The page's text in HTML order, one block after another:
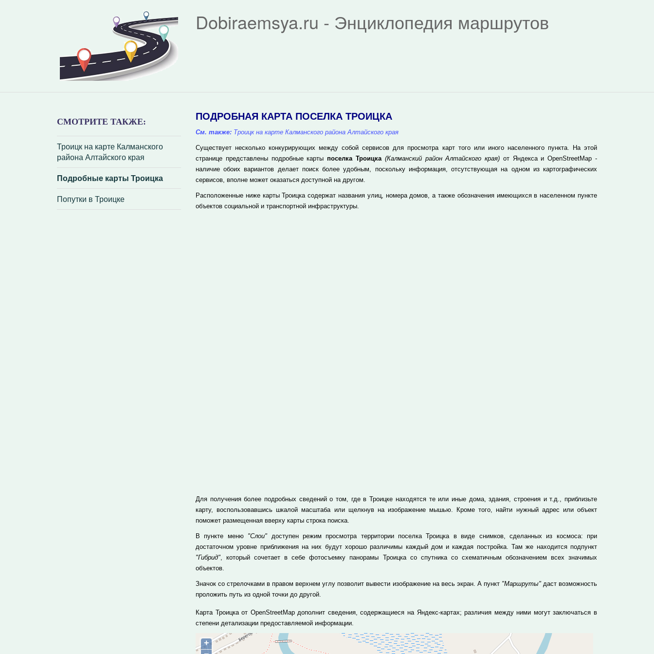
Dobiraemsya.ru - Энциклопедия маршрутов
СМОТРИТЕ ТАКЖЕ:
Троицк на карте Калманского
района Алтайского края
Подробные карты Троицка
Попутки в Троицке
ПОДРОБНАЯ КАРТА ПОСЕЛКА ТРОИЦКА
См. также: Троицк на карте Калманского района Алтайского края
Существует несколько конкурирующих между собой сервисов для просмотра карт того или иного населенного пункта. На этой
странице представлены подробные карты поселка Троицка(Калманский район Алтайского края) от Яндекса и OpenStreetMap -
наличие обоих вариантов делает поиск более удобным, поскольку информация, отсутствующая на одном из картографических
сервисов, вполне может оказаться доступной на другом.
Расположенные ниже карты Троицка содержат названия улиц, номера домов, а также обозначения имеющихся в населенном пункте
объектов социальной и транспортной инфраструктуры.
Для получения более подробных сведений о том, где в Троицке находятся те или иные дома, здания, строения и т.д., приблизьте
карту, воспользовавшись шкалой масштаба или щелкнув на изображение мышью. Кроме того, найти нужный адрес или объект
поможет размещенная вверху карты строка поиска.
В пункте меню "Слои" доступен режим просмотра территории поселка Троицка в виде снимков, сделанных из космоса: при
достаточном уровне приближения на них будут хорошо различимы каждый дом и каждая постройка. Там же находится подпункт
"Гибрид", который сочетает в себе фотосъемку панорамы Троицка со спутника со схематичным обозначением всех значимых
объектов.
Значок со стрелочками в правом верхнем углу позволит вывести изображение на весь экран. А пункт "Маршруты"даст возможность
проложить путь из одной точки до другой.
Карта Троицка от OpenStreetMap дополнит сведения, содержащиеся на Яндекс-картах; различия между ними могут заключаться в
степени детализации предоставляемой информации.
+